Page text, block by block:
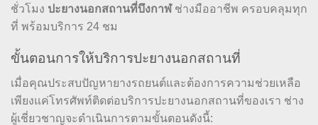
ชั่วโมง ปะยางนอกสถานที่บึงกาฬ ช่างมืออาชีพ ครอบคลุมทุก
ที่ พร้อมบริการ 24 ชม
ขั้นตอนการให้บริการปะยางนอกสถานที่
เมื่อคุณประสบปัญหายางรถยนต์และต้องการความช่วยเหลือ
เพียงแค่โทรศัพท์ติดต่อบริการปะยางนอกสถานที่ของเรา ช่าง
ผู้เชี่ยวชาญจะดำเนินการตามขั้นตอนดังนี้: